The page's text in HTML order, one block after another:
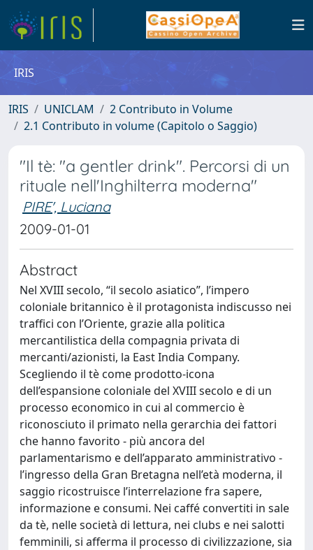
IRIS
IRIS UNICLAM
2 Contributo in Volume
2.1 Contributo in volume (Capitolo o Saggio)
"Il tè: "a gentler drink". Percorsi di un
rituale nell'Inghilterra moderna"
PIRE', Luciana
2009-01-01
Abstract
Nel XVIII secolo, “il secolo asiatico”, l’impero
coloniale britannico è il protagonista indiscusso nei
traffici con l’Oriente, grazie alla politica
mercantilistica della compagnia privata di
mercanti/azionisti, la East India Company.
Scegliendo il tè come prodotto-icona
dell’espansione coloniale del XVIII secolo e di un
processo economico in cui al commercio è
riconosciuto il primato nella gerarchia dei fattori
che hanno favorito - più ancora del
parlamentarismo e dell’apparato amministrativo -
l’ingresso della Gran Bretagna nell’età moderna, il
saggio ricostruisce l’interrelazione fra sapere,
informazione e consumi. Nei caffé convertiti in sale
da tè, nelle società di lettura, nei clubs e nei salotti
femminili, si afferma il processo di civilizzazione, sia